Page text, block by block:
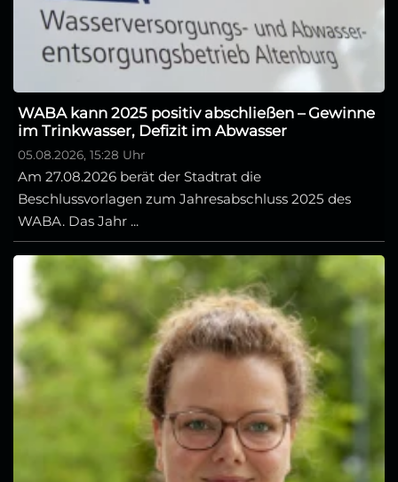
WABA kann 2025 positiv abschließen – Gewinne
im Trinkwasser, Defizit im Abwasser
05.08.2026, 15:28 Uhr
Am 27.08.2026 berät der Stadtrat die
Beschlussvorlagen zum Jahresabschluss 2025 des
WABA. Das Jahr ...